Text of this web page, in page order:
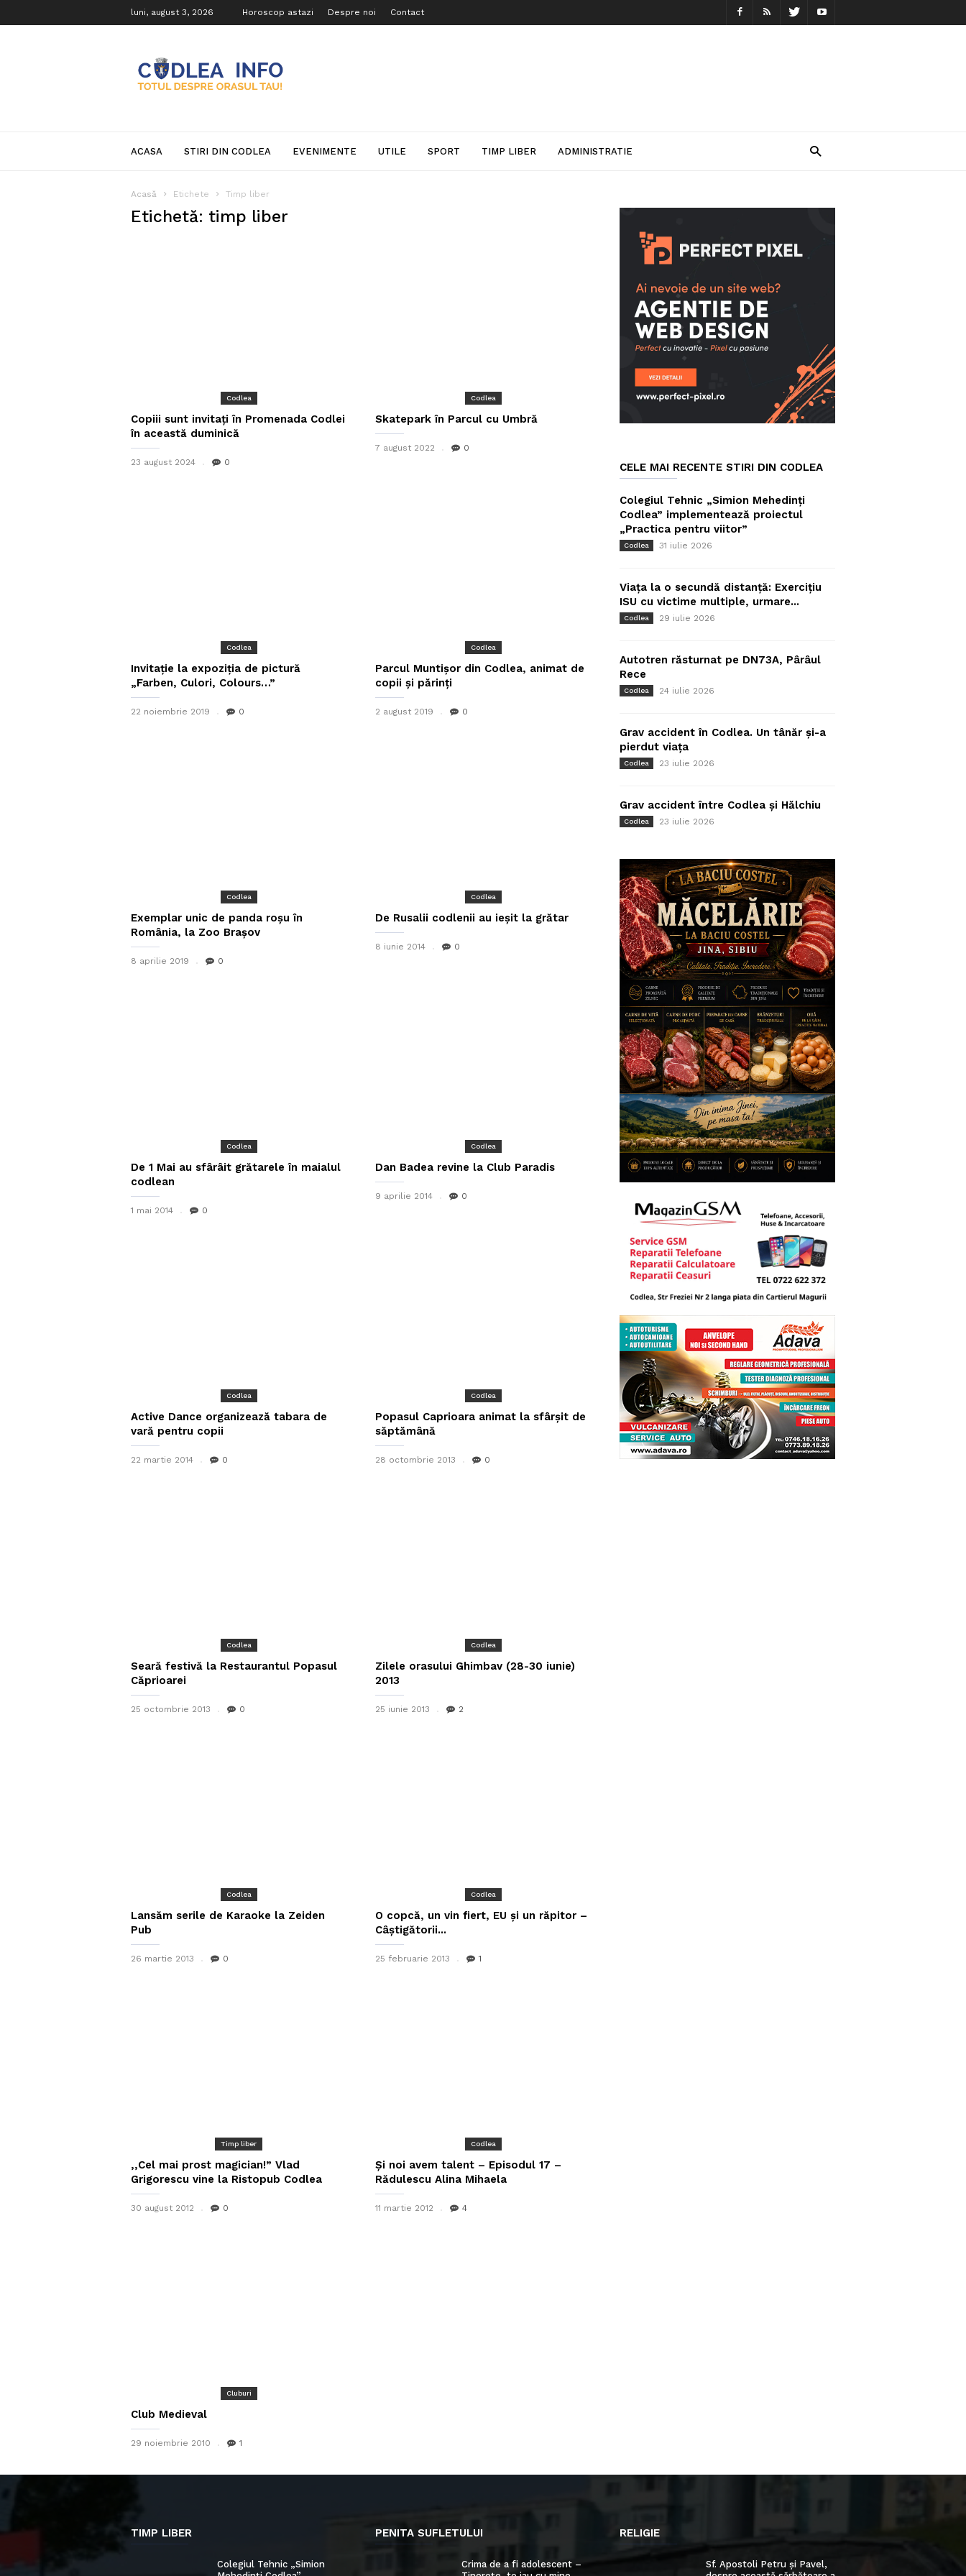
luni, august 3, 2026 Horoscop astazi Despre noi Contact
Info
ACASA STIRI DIN CODLEA EVENIMENTE UTILE SPORT TIMP LIBER ADMINISTRATIE
Acasă Etichete Timp liber
Etichetă: timp liber
Codlea
Copiii sunt invitați în Promenada Codlei
în această duminică
23 august 2024 0
Codlea
Skatepark în Parcul cu Umbră
7 august 2022 0
Codlea
Invitație la expoziția de pictură
„Farben, Culori, Colours…”
22 noiembrie 2019 0
Codlea
Parcul Muntișor din Codlea, animat de
copii și părinți
2 august 2019 0
Codlea
Exemplar unic de panda roșu în
România, la Zoo Brașov
8 aprilie 2019 0
Codlea
De Rusalii codlenii au ieșit la grătar
8 iunie 2014 0
Codlea
De 1 Mai au sfârâit grătarele în maialul
codlean
1 mai 2014 0
Codlea
Dan Badea revine la Club Paradis
9 aprilie 2014 0
Codlea
Active Dance organizează tabara de
vară pentru copii
22 martie 2014 0
Codlea
Popasul Caprioara animat la sfârșit de
săptămână
28 octombrie 2013 0
Codlea
Seară festivă la Restaurantul Popasul
Căprioarei
25 octombrie 2013 0
Codlea
Zilele orasului Ghimbav (28-30 iunie)
2013
25 iunie 2013 2
Codlea
Lansăm serile de Karaoke la Zeiden
Pub
26 martie 2013 0
Codlea
O copcă, un vin fiert, EU și un răpitor –
Câștigătorii...
25 februarie 2013 1
Timp liber
,,Cel mai prost magician!” Vlad
Grigorescu vine la Ristopub Codlea
30 august 2012 0
Codlea
Și noi avem talent – Episodul 17 –
Rădulescu Alina Mihaela
11 martie 2012 4
Cluburi
Club Medieval
29 noiembrie 2010 1
CELE MAI RECENTE STIRI DIN CODLEA
Colegiul Tehnic „Simion Mehedinți
Codlea” implementează proiectul
„Practica pentru viitor”
Codlea 31 iulie 2026
Viața la o secundă distanță: Exercițiu
ISU cu victime multiple, urmare...
Codlea 29 iulie 2026
Autotren răsturnat pe DN73A, Pârâul
Rece
Codlea 24 iulie 2026
Grav accident în Codlea. Un tânăr și-a
pierdut viața
Codlea 23 iulie 2026
Grav accident între Codlea și Hălchiu
Codlea 23 iulie 2026
TIMP LIBER
Colegiul Tehnic „Simion
PENITA SUFLETULUI
Crima de a fi adolescent –
RELIGIE
Sf. Apostoli Petru și Pavel,